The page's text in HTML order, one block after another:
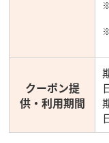
クーポン提
供・利用期間